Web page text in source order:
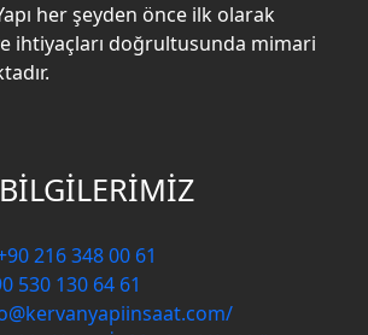
her şeyden önce ilk olarak
ihtiyaçları doğrultusunda mimari
216 348 00 61
530 130 64 61